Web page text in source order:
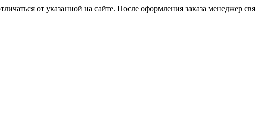
от указанной на сайте. После оформления заказа менеджер